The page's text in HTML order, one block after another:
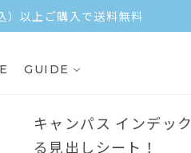
）以上ご購入で送料無料
GUIDE
キャンパス インデッ
る見出しシート！